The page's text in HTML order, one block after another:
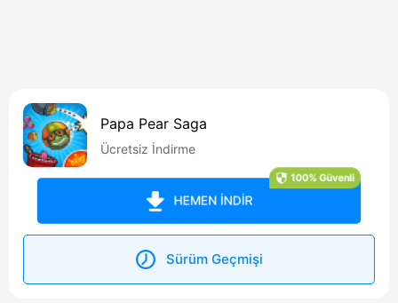
Papa Pear Saga
Ücretsiz İndirme
HEMEN İNDİR
100% Güvenli
Sürüm Geçmişi